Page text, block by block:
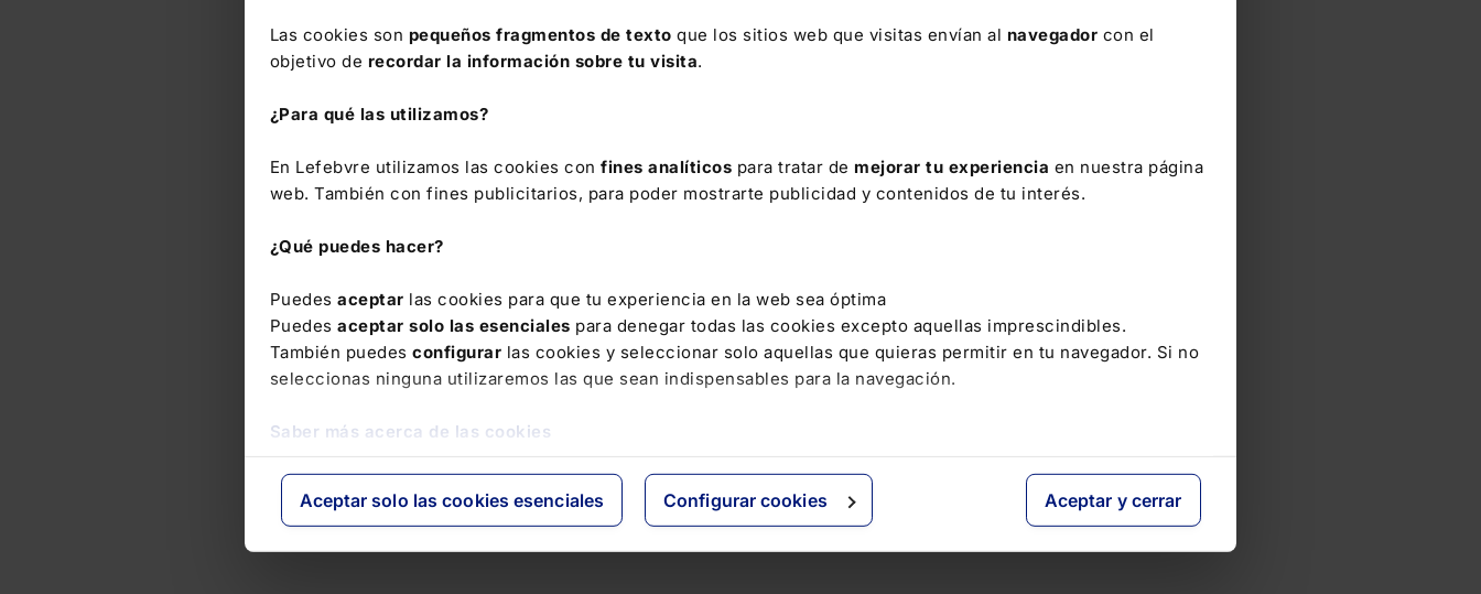
Las cookies son pequeños fragmentos de texto que los sitios web que visitas envían al navegador con el
objetivo de recordar la información sobre tu visita.
¿Para qué las utilizamos?
En Lefebvre utilizamos las cookies con fines analíticos para tratar de mejorar tu experiencia en nuestra página
web. También con fines publicitarios, para poder mostrarte publicidad y contenidos de tu interés.
¿Qué puedes hacer?
Puedes aceptar las cookies para que tu experiencia en la web sea óptima
Puedes aceptar solo las esenciales para denegar todas las cookies excepto aquellas imprescindibles.
También puedes configurar las cookies y seleccionar solo aquellas que quieras permitir en tu navegador. Si no
seleccionas ninguna utilizaremos las que sean indispensables para la navegación.
Saber más acerca de las cookies
Aceptar solo las cookies esenciales Configurar cookies Aceptar y cerrar